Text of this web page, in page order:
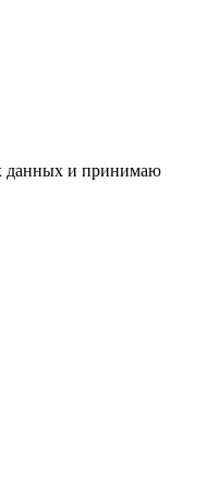
данных и принимаю